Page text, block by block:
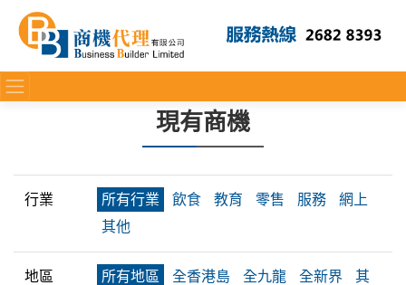
現有商機
行業 所有行業 飲食 教育 零售 服務
網上
其他
地區 所有地區 全香港島 全九龍 全新界
其